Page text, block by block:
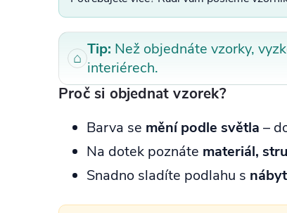
⌂ Tip: Než objednáte vzorky,
interiérech.
Proč si objednat vzorek?
Barva se mění podle světla –
Na dotek poznáte materiál,
Snadno sladíte podlahu s